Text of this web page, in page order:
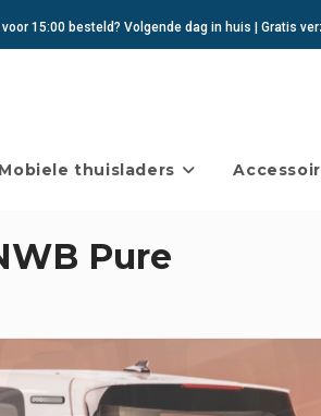
15:00 besteld? Volgende dag in huis | Gratis
Mobiele thuisladers
Pure